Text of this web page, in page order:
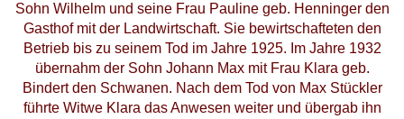
Sohn Wilhelm und seine Frau Pauline geb. Henninger den
Gasthof mit der Landwirtschaft. Sie bewirtschafteten den
Betrieb bis zu seinem Tod im Jahre 1925. Im Jahre 1932
übernahm der Sohn Johann Max mit Frau Klara geb.
Bindert den Schwanen. Nach dem Tod von Max Stückler
führte Witwe Klara das Anwesen weiter und übergab ihn